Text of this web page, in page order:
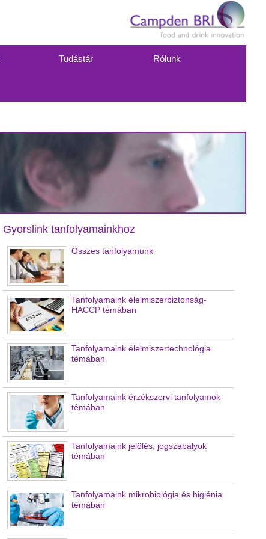
Tudástár Rólunk
Gyorslink tanfolyamainkhoz
Összes tanfolyamunk
Tanfolyamaink élelmiszerbiztonság-
HACCP témában
Tanfolyamaink élelmiszertechnológia
témában
Tanfolyamaink érzékszervi tanfolyamok
témában
Tanfolyamaink jelölés, jogszabályok
témában
Tanfolyamaink mikrobiológia és higiénia
témában